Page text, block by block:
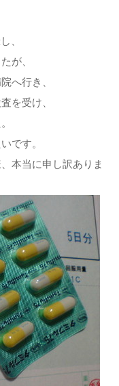
、
が、
へ行き、
を受け、
です。
本当に申し訳ありま